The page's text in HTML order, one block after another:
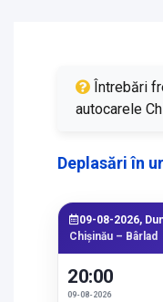
Întrebări
autocarele
Deplasări în
09-08-2026,
Chișinău – Bârlad
20:00
09-08-2026